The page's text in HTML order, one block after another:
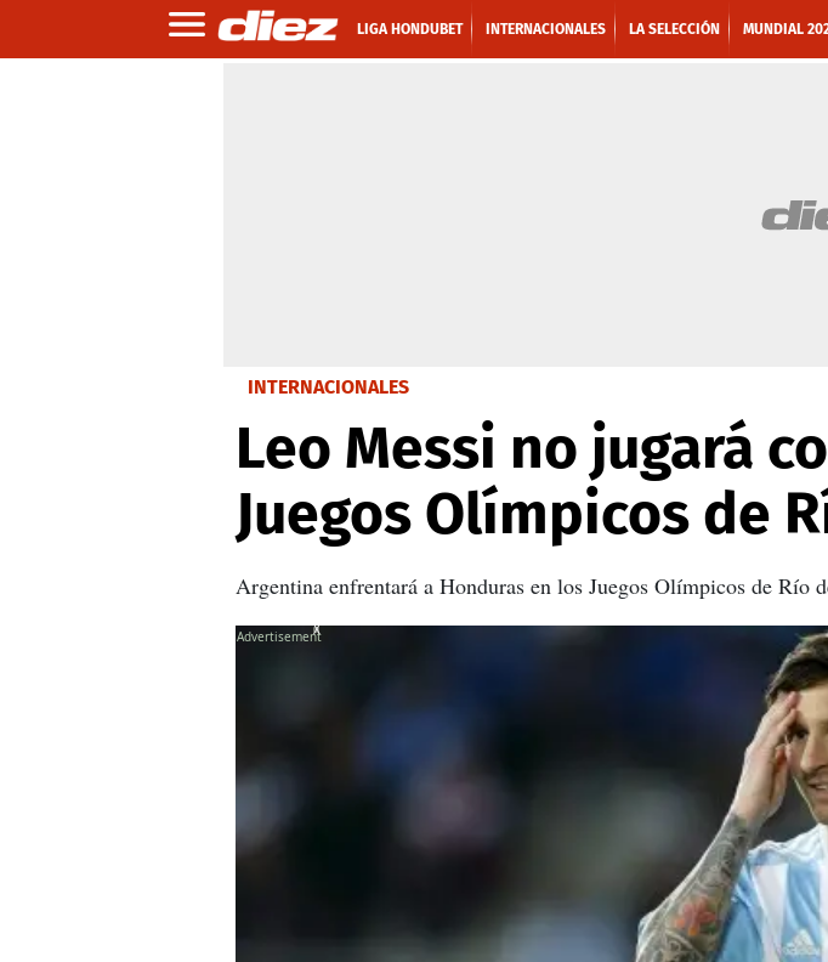
LIGA HONDUBET INTERNACIONALES LA SELECCIÓN MUNDIAL
INTERNACIONALES
Leo Messi no jugará
Juegos Olímpicos de
Argentina enfrentará a Honduras en los Juegos Olímpicos de Río
X